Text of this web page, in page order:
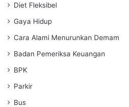
Diet Fleksibel
Gaya Hidup
Cara Alami Menurunkan Demam
Badan Pemeriksa Keuangan
BPK
Parkir
Bus